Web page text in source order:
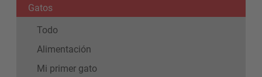
Gatos
Todo
Alimentación
Mi primer gato